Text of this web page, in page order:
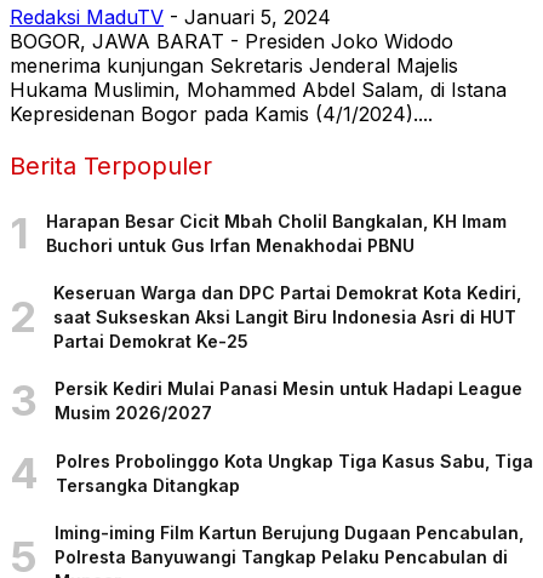
Redaksi MaduTV - Januari 5, 2024
BOGOR, JAWA BARAT - Presiden Joko Widodo
menerima kunjungan Sekretaris Jenderal Majelis
Hukama Muslimin, Mohammed Abdel Salam, di Istana
Kepresidenan Bogor pada Kamis (4/1/2024)....
Berita Terpopuler
1
Harapan Besar Cicit Mbah Cholil Bangkalan, KH Imam
Buchori untuk Gus Irfan Menakhodai PBNU
2
Keseruan Warga dan DPC Partai Demokrat Kota Kediri,
saat Sukseskan Aksi Langit Biru Indonesia Asri di HUT
Partai Demokrat Ke-25
3
Persik Kediri Mulai Panasi Mesin untuk Hadapi League
Musim 2026/2027
4
Polres Probolinggo Kota Ungkap Tiga Kasus Sabu, Tiga
Tersangka Ditangkap
5
Iming-iming Film Kartun Berujung Dugaan Pencabulan,
Polresta Banyuwangi Tangkap Pelaku Pencabulan di